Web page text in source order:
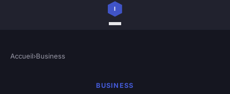
Accueil›Business
BUSINESS